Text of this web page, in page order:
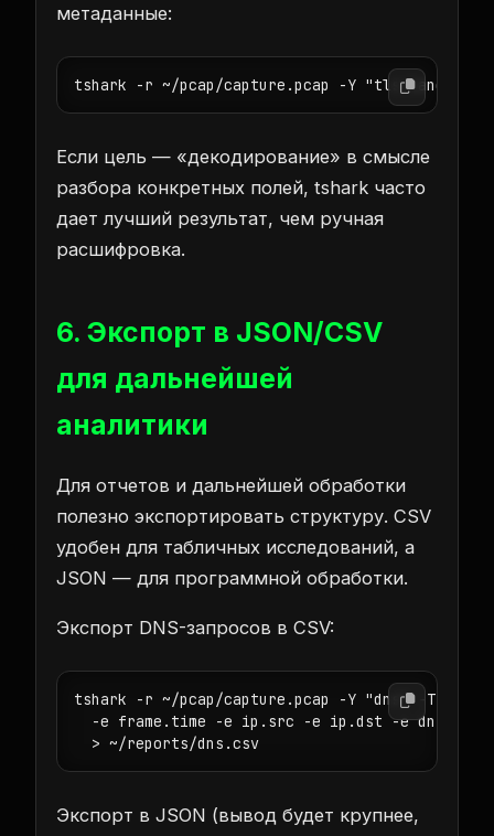
метаданные:
tshark -r ~/pcap/capture.pcap -Y
Если цель — «декодирование» в смысле
разбора конкретных полей, tshark часто
дает лучший результат, чем ручная
расшифровка.
6. Экспорт в JSON/CSV
для дальнейшей
аналитики
Для отчетов и дальнейшей обработки
полезно экспортировать структуру. CSV
удобен для табличных исследований, а
JSON — для программной обработки.
Экспорт DNS-запросов в CSV:
tshark -r ~/pcap/capture.pcap -Y "dns" -T
-e frame.time -e ip.src -e ip.dst -e
  > ~/reports/dns.csv
Экспорт в JSON (вывод будет крупнее,